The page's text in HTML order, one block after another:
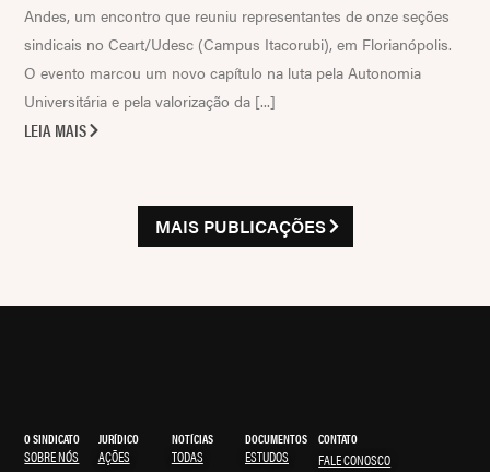
Andes, um encontro que reuniu representantes de onze seções
sindicais no Ceart/Udesc (Campus Itacorubi), em Florianópolis.
O evento marcou um novo capítulo na luta pela Autonomia
Universitária e pela valorização da [...]
LEIA MAIS
MAIS PUBLICAÇÕES
O SINDICATO
SOBRE NÓS
JURÍDICO
AÇÕES
NOTÍCIAS
TODAS
DOCUMENTOS
ESTUDOS
CONTATO
FALE CONOSCO